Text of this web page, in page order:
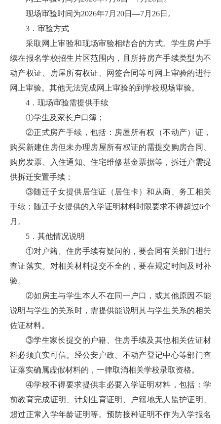
现场审验时间为2026年7月20日—7月26日。
3．审验方式
采取网上审验和现场审验相结合的方式。学生房户手
续在报名学校招生片区范围内，且所持房产手续类型为不
动产权证、房屋所有权证、网签合同等可网上审验的进行
网上审验。其他无法完成网上审验的到学校现场审验。
4．现场审验需提供手续
①学生及家长户口簿；
②正式房产手续，包括：房屋所有权（不动产）证，
购买新建住房但未办理房屋所有权证的需提交购房合同、
购房发票、入住通知、住宅维修基金票据等，拆迁户需提
供拆迁安置手续；
③随迁子女提供居住证（居住卡）和从商、务工相关
手续；随迁子女提供的入学证明材料时限要求不得超过6个
月。
5．其他情况说明
①对户籍、住房手续有疑问的，要会同有关部门进行
查证落实。对相关材料提交不全的，要在规定时间及时补
验。
②如房主与学生本人不在同一户口，或其他原因不能
说明与学生的关系时，需提供能说明其与学生关系的相关
佐证材料。
③学生家长提交的户籍、住房手续及其他相关佐证材
料必须真实可信。经公安户政、不动产登记中心等部门查
证落实确属虚假材料的，一律取消相关学校录取资格。
④学校不得要求提供非必要入学证明材料，包括：学
前教育完成证明、计划生育证明、户籍地无人监护证明、
超过正常入学年龄证明等。预防接种证明不作为入学报名